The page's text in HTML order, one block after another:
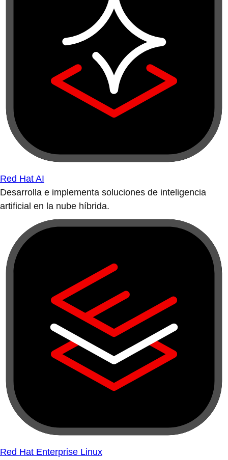
Red Hat AI
Desarrolla e implementa soluciones de inteligencia
artificial en la nube híbrida.
Red Hat Enterprise Linux